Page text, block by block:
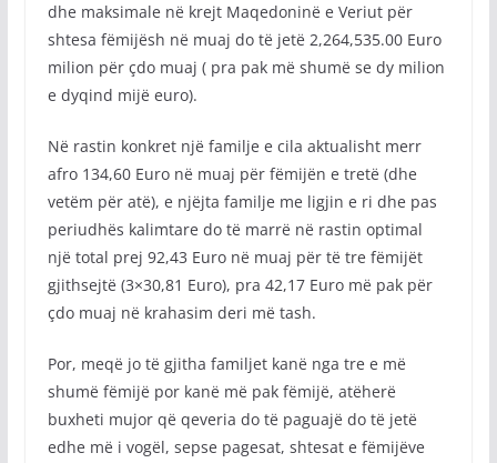
dhe maksimale në krejt Maqedoninë e Veriut për
shtesa fëmijësh në muaj do të jetë 2,264,535.00 Euro
milion për çdo muaj ( pra pak më shumë se dy milion
e dyqind mijë euro).
Në rastin konkret një familje e cila aktualisht merr
afro 134,60 Euro në muaj për fëmijën e tretë (dhe
vetëm për atë), e njëjta familje me ligjin e ri dhe pas
periudhës kalimtare do të marrë në rastin optimal
një total prej 92,43 Euro në muaj për të tre fëmijët
gjithsejtë (3×30,81 Euro), pra 42,17 Euro më pak për
çdo muaj në krahasim deri më tash.
Por, meqë jo të gjitha familjet kanë nga tre e më
shumë fëmijë por kanë më pak fëmijë, atëherë
buxheti mujor që qeveria do të paguajë do të jetë
edhe më i vogël, sepse pagesat, shtesat e fëmijëve